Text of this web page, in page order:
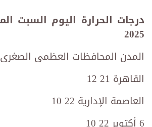
2025
المدن المحافظات العظمى الصغرى
القاهرة 21 12
العاصمة الإدارية 22 10